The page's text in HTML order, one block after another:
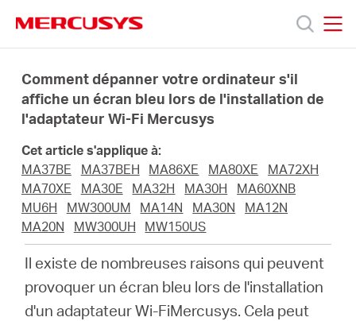
navigation
Produits
Support
propos
Mercusys
Comment dépanner votre ordinateur s'il
affiche un écran bleu lors de l'installation de
l'adaptateur Wi-Fi Mercusys
Cet article s'applique à:
MA37BE
MA37BEH MA86XE MA80XE
MA72XH
MA70XE
MA30E MA32H MA30H
MA60XNB
MU6H
MW300UM MA14N MA30N
MA12N
MA20N
MW300UH MW150US
Il existe de nombreuses raisons qui peuvent
provoquer un écran bleu lors de l'installation
d'un adaptateur Wi-FiMercusys. Cela peut